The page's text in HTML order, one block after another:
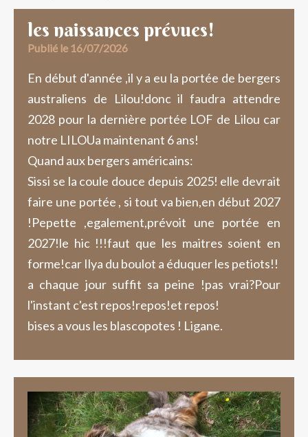
les naissances prévues!
Publié le 16/07/2026
En début d'année ,il y a eu la portée de bergers
australiens de Lilou!donc il faudra attendre
2028 pour la dernière portée LOF de Lilou car
notre LILOUa maintenant 6 ans!
Quand aux bergers américains:
Sissi se la coule douce depuis 2025! elle devrait
faire une portée , si tout va bien,en début 2027
!Pepette ,egalement,prévoit une portée en
2027!le hic !!!faut que les maitres soient en
forme!car Ilya du boulot a éduquer les petiots!!
a chaque jour suffit sa peine !pas vrai?Pour
l'instant c'est repos!repos!et repos!
bises a vous les blascopotes ! Ligane.